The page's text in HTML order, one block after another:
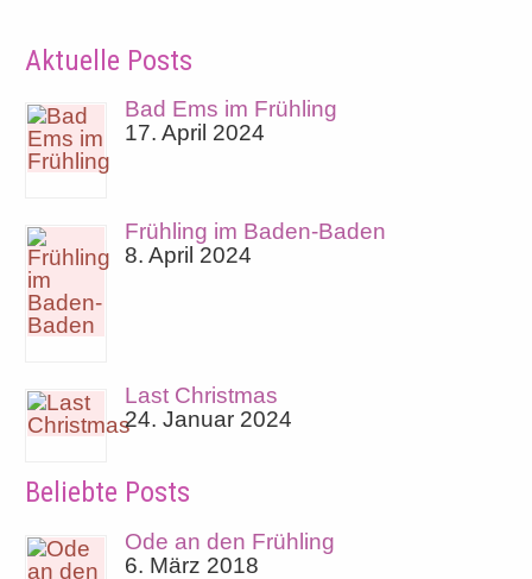
Aktuelle Posts
Bad Ems im Frühling
17. April 2024
Frühling im Baden-Baden
8. April 2024
Last Christmas
24. Januar 2024
Beliebte Posts
Ode an den Frühling
6. März 2018